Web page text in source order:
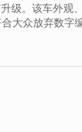
级。该车外观
大众放弃数字